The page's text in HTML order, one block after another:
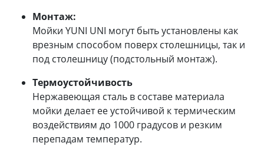
Монтаж:
Мойки YUNI UNI могут быть установлены как
врезным способом поверх столешницы, так и
под столешницу (подстольный монтаж).
Термоустойчивость
Нержавеющая сталь в составе материала
мойки делает ее устойчивой к термическим
воздействиям до 1000 градусов и резким
перепадам температур.